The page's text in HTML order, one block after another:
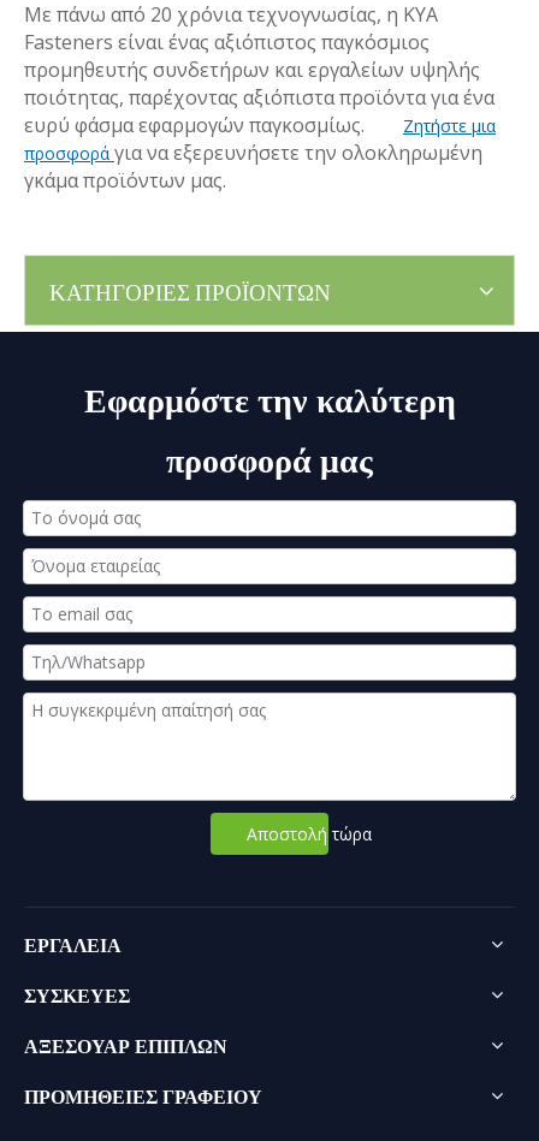
Με πάνω από 20 χρόνια τεχνογνωσίας, η KYA
Fasteners είναι ένας αξιόπιστος παγκόσμιος
προμηθευτής συνδετήρων και εργαλείων υψηλής
ποιότητας, παρέχοντας αξιόπιστα προϊόντα για ένα
ευρύ φάσμα εφαρμογών παγκοσμίως.
Ζητήστε μια
προσφορά για να εξερευνήσετε την ολοκληρωμένη
γκάμα προϊόντων μας.
ΚΑΤΗΓΟΡΙΕΣ ΠΡΟΪΟΝΤΩΝ
Εφαρμόστε την καλύτερη
προσφορά μας
Αποστολή τώρα
ΕΡΓΑΛΕΙΑ
ΣΥΣΚΕΥΕΣ
ΑΞΕΣΟΥΑΡ ΕΠΙΠΛΩΝ
ΠΡΟΜΗΘΕΙΕΣ ΓΡΑΦΕΙΟΥ